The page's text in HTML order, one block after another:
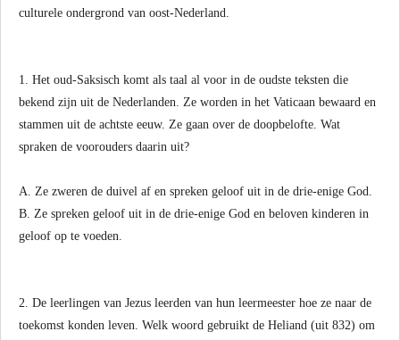
culturele ondergrond van oost-Nederland.
1. Het oud-Saksisch komt als taal al voor in de oudste teksten die
bekend zijn uit de Nederlanden. Ze worden in het Vaticaan bewaard en
stammen uit de achtste eeuw. Ze gaan over de doopbelofte. Wat
spraken de voorouders daarin uit?
A. Ze zweren de duivel af en spreken geloof uit in de drie-enige God.
B. Ze spreken geloof uit in de drie-enige God en beloven kinderen in
geloof op te voeden.
2. De leerlingen van Jezus leerden van hun leermeester hoe ze naar de
toekomst konden leven. Welk woord gebruikt de Heliand (uit 832) om